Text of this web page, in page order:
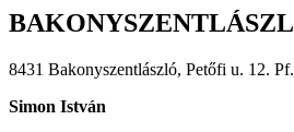
8431 Bakonyszentlászló, Petőfi u. 12.
Simon István